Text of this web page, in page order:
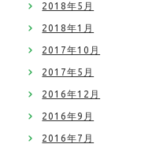
2018年5月
2018年1月
2017年10月
2017年5月
2016年12月
2016年9月
2016年7月